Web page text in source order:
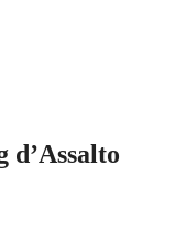
d’Assalto